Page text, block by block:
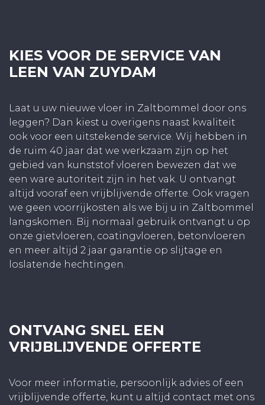
KIES VOOR DE SERVICE VAN
LEEN VAN ZUYDAM
Laat u uw nieuwe vloer in Zaltbommel door ons
leggen? Dan kiest u overigens naast kwaliteit
ook voor een uitstekende service. Wij hebben in
de ruim 40 jaar dat we werkzaam zijn op het
gebied van kunststof vloeren bewezen dat we
een ware autoriteit zijn in het vak. U ontvangt
altijd vooraf een vrijblijvende offerte. Ook vragen
we geen voorrijkosten als we bij u in Zaltbommel
langskomen. Bij normaal gebruik ontvangt u op
onze gietvloeren, coatingvloeren, betonvloeren
en meer altijd 2 jaar garantie op slijtage en
loslatende hechtingen.
ONTVANG SNEL EEN
VRIJBLIJVENDE OFFERTE
Voor meer informatie, persoonlijk advies of een
vrijblijvende offerte, kunt u altijd contact met ons